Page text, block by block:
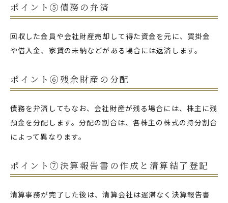
ポイント⑤債務の弁済
回収した金員や会社財産売却して得た資金を元に、買掛金
や借入金、家賃の未納などがある場合には返済します。
ポイント⑥残余財産の分配
債務を弁済してもなお、会社財産が残る場合には、株主に残
預金を分配します。分配の割合は、各株主の株式の持分割合
によって異なります。
ポイント⑦決算報告書の作成と清算結了登記
清算事務が完了した後は、清算会社は遅滞なく決算報告書